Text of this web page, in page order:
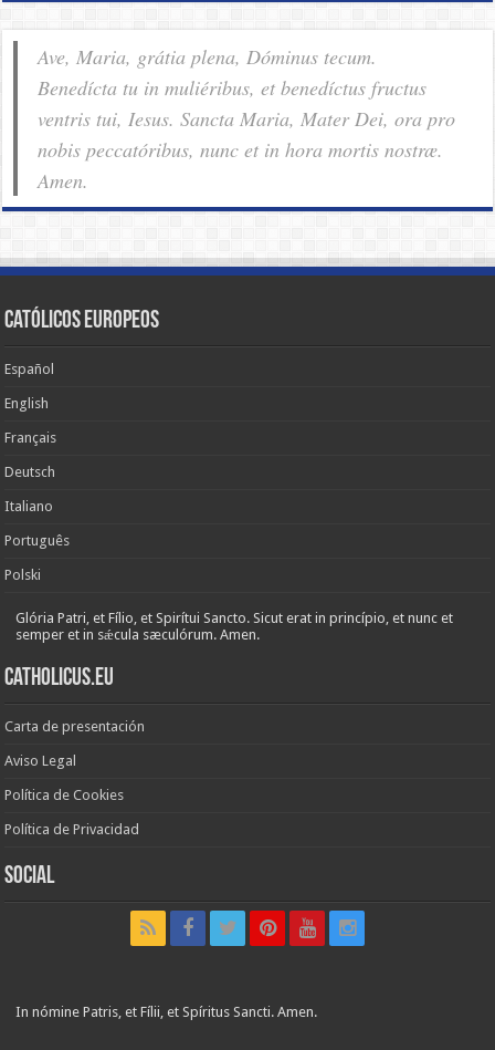
Ave, Maria, grátia plena, Dóminus tecum.
Benedícta tu in muliéribus, et benedíctus fructus
ventris tui, Iesus. Sancta Maria, Mater Dei, ora pro
nobis pec­ca­tóribus, nunc et in hora mortis nostræ.
Amen.
Católicos Europeos
Español
English
Français
Deutsch
Italiano
Português
Polski
Glória Patri, et Fílio, et Spirítui Sancto. Sicut erat in princípio, et nunc et
semper et in sǽcula sæculórum. Amen.
Catholicus.eu
Carta de presentación
Aviso Legal
Política de Cookies
Política de Privacidad
Social
In nómine Patris, et Fílii, et Spíritus Sancti. Amen.